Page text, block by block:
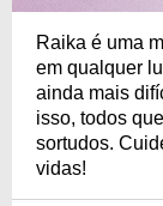
Raika é uma
em qualquer
ainda mais
isso, todos
sortudos.
vidas!